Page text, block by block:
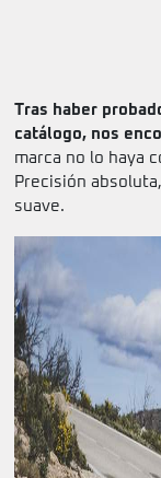
Tras haber
catálogo, nos
marca no lo haya
Precisión
suave.